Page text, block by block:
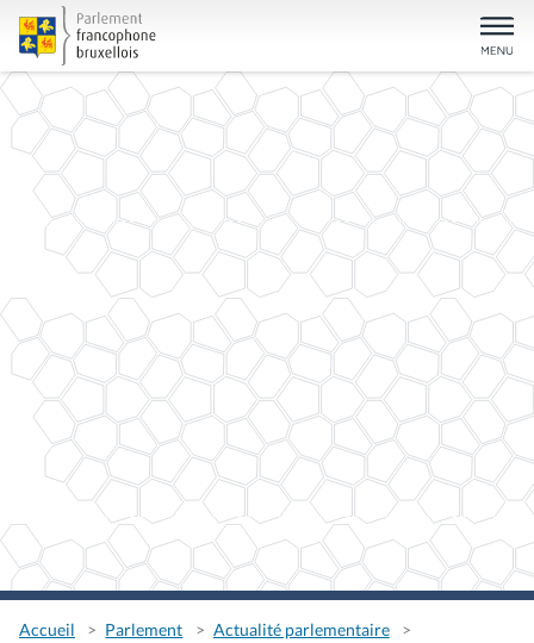
Accueil Parlement
Actualité parlementaire